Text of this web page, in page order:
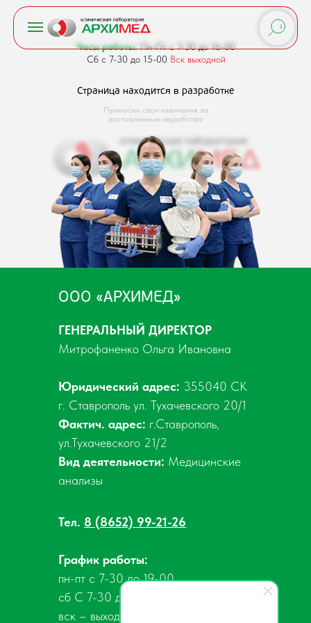
Часы работы:Пн-Пт с 7-30 до 16-00
Сб с 7-30 до 15-00 Вск выходной
Страница находится в разработке
Приносим свои извинения за
доставленные неудобства
ГЕНЕРАЛЬНЫЙ ДИРЕКТОР
Митрофаненко Ольга Ивановна
Юридический адрес: 355040 СК
г. Ставрополь ул. Тухачевского 20/1
Фактич. адрес: г.Ставрополь,
ул.Тухачевского 21/2
Вид деятельности: Медицинские
анализы
Тел. 8 (8652) 99-21-26
График работы:
пн-пт с 7-30 до 19-00
сб С 7-30 до 15-00
вск – выходной
ООО «АРХИМЕД»